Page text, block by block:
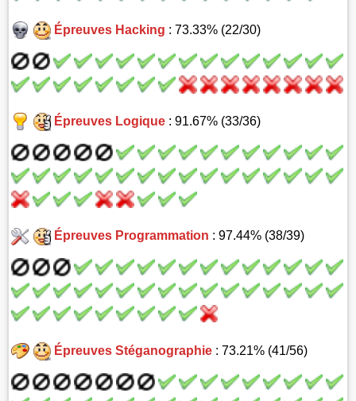
Épreuves Hacking : 73.33% (22/30)
Épreuves Logique: 91.67% (33/36)
Épreuves Programmation : 97.44% (38/39)
Épreuves Stéganographie: 73.21% (41/56)